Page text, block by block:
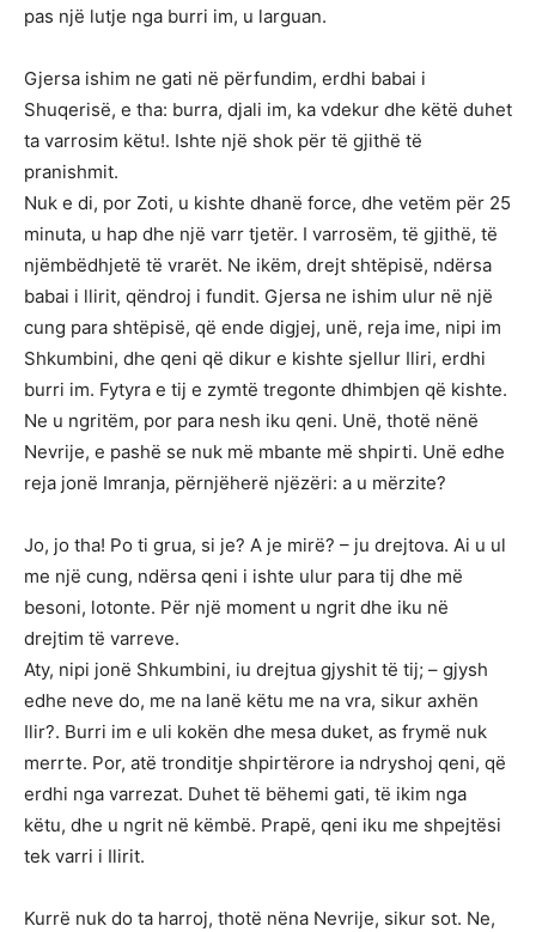
pas një lutje nga burri im, u larguan.
Gjersa ishim ne gati në përfundim, erdhi babai i
Shuqerisë, e tha: burra, djali im, ka vdekur dhe këtë duhet
ta varrosim këtu!. Ishte një shok për të gjithë të
pranishmit.
Nuk e di, por Zoti, u kishte dhanë force, dhe vetëm për 25
minuta, u hap dhe një varr tjetër. I varrosëm, të gjithë, të
njëmbëdhjetë të vrarët. Ne ikëm, drejt shtëpisë, ndërsa
babai i llirit, qëndroj i fundit. Gjersa ne ishim ulur në një
cung para shtëpisë, që ende digjej, unë, reja ime, nipi im
Shkumbini, dhe qeni që dikur e kishte sjellur Iliri, erdhi
burri im. Fytyra e tij e zymtë tregonte dhimbjen që kishte.
Ne u ngritëm, por para nesh iku qeni. Unë, thotë nënë
Nevrije, e pashë se nuk më mbante më shpirti. Unë edhe
reja jonë Imranja, përnjëherë njëzëri: a u mërzite?
Jo, jo tha! Po ti grua, si je? A je mirë? – ju drejtova. Ai u ul
me një cung, ndërsa qeni i ishte ulur para tij dhe më
besoni, lotonte. Për një moment u ngrit dhe iku në
drejtim të varreve.
Aty, nipi jonë Shkumbini, iu drejtua gjyshit të tij; – gjysh
edhe neve do, me na lanë këtu me na vra, sikur axhën
Ilir?. Burri im e uli kokën dhe mesa duket, as frymë nuk
merrte. Por, atë tronditje shpirtërore ia ndryshoj qeni, që
erdhi nga varrezat. Duhet të bëhemi gati, të ikim nga
këtu, dhe u ngrit në këmbë. Prapë, qeni iku me shpejtësi
tek varri i Ilirit.
Kurrë nuk do ta harroj, thotë nëna Nevrije, sikur sot. Ne,